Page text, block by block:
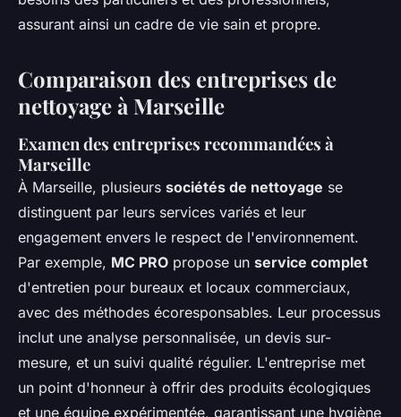
assurant ainsi un cadre de vie sain et propre.
Comparaison des entreprises de
nettoyage à Marseille
Examen des entreprises recommandées à
Marseille
À Marseille, plusieurs sociétés de nettoyage se
distinguent par leurs services variés et leur
engagement envers le respect de l'environnement.
Par exemple, MC PRO propose un service complet
d'entretien pour bureaux et locaux commerciaux,
avec des méthodes écoresponsables. Leur processus
inclut une analyse personnalisée, un devis sur-
mesure, et un suivi qualité régulier. L'entreprise met
un point d'honneur à offrir des produits écologiques
et une équipe expérimentée, garantissant une hygiène